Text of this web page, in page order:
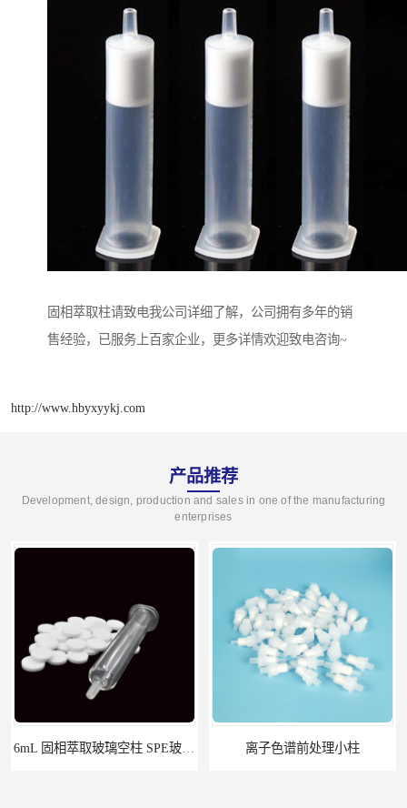
固相萃取柱请致电我公司详细了解，公司拥有多年的销
售经验，已服务上百家企业，更多详情欢迎致电咨询~
http://www.hbyxyykj.com
产品推荐
Development, design, production and sales in one of the manufacturing
enterprises
离子色谱前处理小柱​